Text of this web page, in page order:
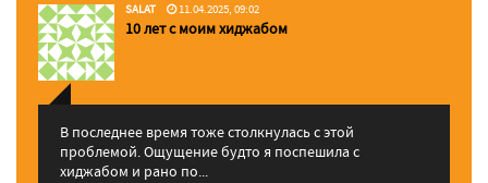
SALAT 11.04.2025, 09:02
10 лет с моим хиджабом
В последнее время тоже столкнулась с этой
проблемой. Ощущение будто я поспешила с
хиджабом и рано по...